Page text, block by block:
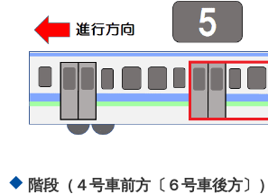
階段（４号車前方〔６号車後方〕）